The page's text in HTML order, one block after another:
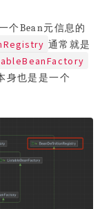
个Bean元信息的
通常就是
身也是是一个